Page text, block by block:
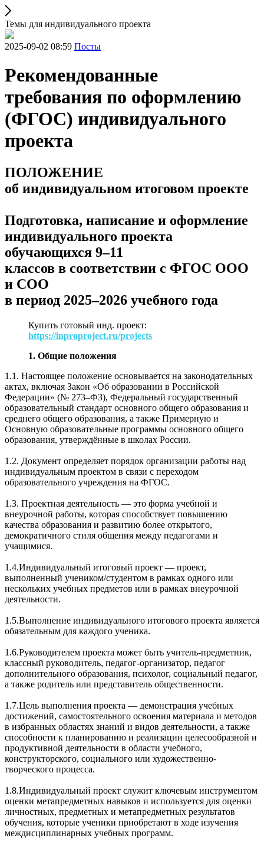
Темы для индивидуального проекта
2025-09-02 08:59 Посты
Рекомендованные
требования по оформлению
(ФГОС) индивидуального
проекта
ПОЛОЖЕНИЕ
об индивидуальном итоговом проекте
Подготовка, написание и оформление
индивидуального проекта
обучающихся 9–11
классов в соответствии с ФГОС ООО
и СОО
в период 2025–2026 учебного года
Купить готовый инд. проект:
https://inproproject.ru/projects
1. Общие положения
1.1. Настоящее положение основывается на законодательных
актах, включая Закон «Об образовании в Российской
Федерации» (№ 273–ФЗ), Федеральный государственный
образовательный стандарт основного общего образования и
среднего общего образования, а также Примерную и
Основную образовательные программы основного общего
образования, утверждённые в школах России.
1.2. Документ определяет порядок организации работы над
индивидуальным проектом в связи с переходом
образовательного учреждения на ФГОС.
1.3. Проектная деятельность — это форма учебной и
внеурочной работы, которая способствует повышению
качества образования и развитию более открытого,
демократичного стиля общения между педагогами и
учащимися.
1.4.Индивидуальный итоговый проект — проект,
выполненный учеником/студентом в рамках одного или
нескольких учебных предметов или в рамках внеурочной
деятельности.
1.5.Выполнение индивидуального итогового проекта является
обязательным для каждого ученика.
1.6.Руководителем проекта может быть учитель-предметник,
классный руководитель, педагог-организатор, педагог
дополнительного образования, психолог, социальный педагог,
а также родитель или представитель общественности.
1.7.Цель выполнения проекта — демонстрация учебных
достижений, самостоятельного освоения материала и методов
в избранных областях знаний и видов деятельности, а также
способности к планированию и реализации целесообразной и
продуктивной деятельности в области учебного,
конструкторского, социального или художественно-
творческого процесса.
1.8.Индивидуальный проект служит ключевым инструментом
оценки метапредметных навыков и используется для оценки
личностных, предметных и метапредметных результатов
обучения, которые ученики приобретают в ходе изучения
междисциплинарных учебных программ.